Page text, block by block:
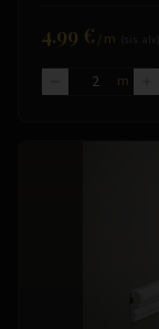
4.99 € /m
m